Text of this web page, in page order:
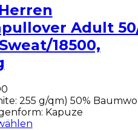
Adult
18500,
255 g/qm) 50%
Kapuze